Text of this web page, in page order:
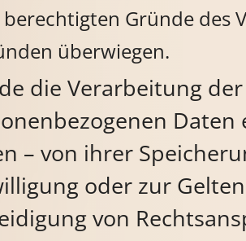
berechtigten Gründe des
überwiegen.
die Verarbeitung
– von ihrer
oder zur
von